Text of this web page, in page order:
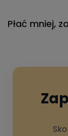
Płać mniej,